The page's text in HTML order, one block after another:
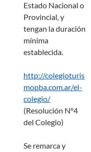
Estado Nacional o
Provincial, y
tengan la duración
mínima
establecida.
http://colegioturis
mopba.com.ar/el-
colegio/
(Resolución N°4
del Colegio)
Se remarca y